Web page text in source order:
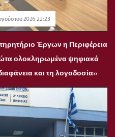
2026 22:23
Έργων η Περιφέρεια
ολοκληρωμένα ψηφιακά
και τη λογοδοσία»